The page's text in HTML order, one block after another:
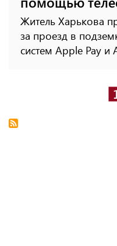
Житель Харькова
за проезд в
систем Apple Pay и